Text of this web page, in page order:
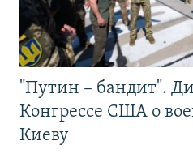
"Путин – бандит".
Конгрессе США о
Киеву